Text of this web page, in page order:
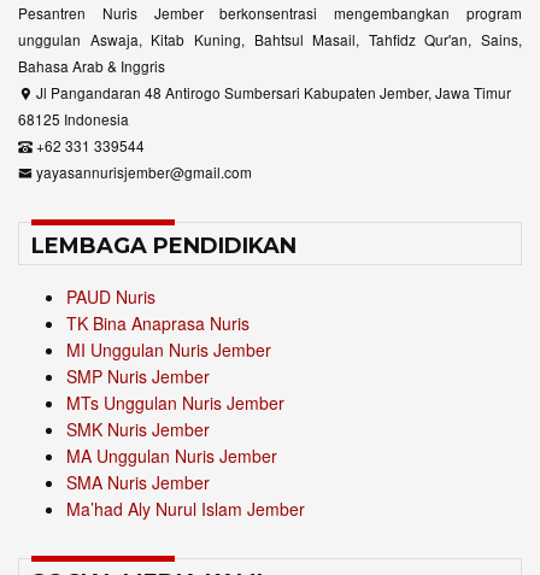
Pesantren Nuris Jember berkonsentrasi mengembangkan program
unggulan Aswaja, Kitab Kuning, Bahtsul Masail, Tahfidz Qur'an, Sains,
Bahasa Arab & Inggris
Jl Pangandaran 48 Antirogo Sumbersari Kabupaten Jember, Jawa Timur
68125 Indonesia
+62 331 339544
yayasannurisjember@gmail.com
LEMBAGA PENDIDIKAN
PAUD Nuris
TK Bina Anaprasa Nuris
MI Unggulan Nuris Jember
SMP Nuris Jember
MTs Unggulan Nuris Jember
SMK Nuris Jember
MA Unggulan Nuris Jember
SMA Nuris Jember
Ma’had Aly Nurul Islam Jember